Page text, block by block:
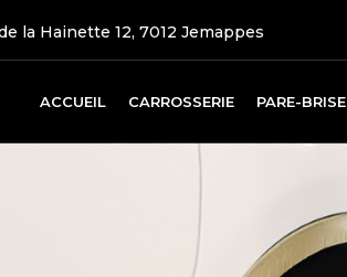
la Hainette 12, 7012 Jemappes
ACCUEIL CARROSSERIE PARE-BRISE